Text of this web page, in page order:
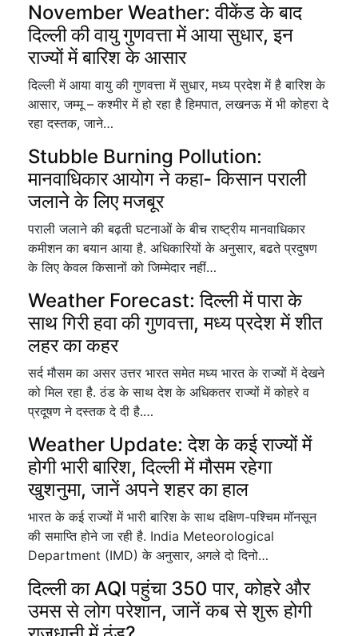
November Weather: वीकेंड के बाद
दिल्ली की वायु गुणवत्ता में आया सुधार, इन
राज्यों में बारिश के आसार
दिल्ली में आया वायु की गुणवत्ता में सुधार, मध्य प्रदेश में है बारिश के
आसार, जम्मू – कश्मीर में हो रहा है हिमपात, लखनऊ में भी कोहरा दे
रहा दस्तक, जाने…
Stubble Burning Pollution:
मानवाधिकार आयोग ने कहा- किसान पराली
जलाने के लिए मजबूर
पराली जलाने की बढ़ती घटनाओं के बीच राष्ट्रीय मानवाधिकार
कमीशन का बयान आया है. अधिकारियों के अनुसार, बढते प्रदुषण
के लिए केवल किसानों को जिम्मेदार नहीं…
Weather Forecast: दिल्ली में पारा के
साथ गिरी हवा की गुणवत्ता, मध्य प्रदेश में शीत
लहर का कहर
सर्द मौसम का असर उत्तर भारत समेत मध्य भारत के राज्यों में देखने
को मिल रहा है. ठंड के साथ देश के अधिकतर राज्यों में कोहरे व
प्रदूषण ने दस्तक दे दी है.…
Weather Update: देश के कई राज्यों में
होगी भारी बारिश, दिल्ली में मौसम रहेगा
खुशनुमा, जानें अपने शहर का हाल
भारत के कई राज्यों में भारी बारिश के साथ दक्षिण-पश्चिम मॉनसून
की समाप्ति होने जा रही है. India Meteorological
Department (IMD) के अनुसार, अगले दो दिनो…
दिल्ली का AQI पहुंचा 350 पार, कोहरे और
उमस से लोग परेशान, जानें कब से शुरू होगी